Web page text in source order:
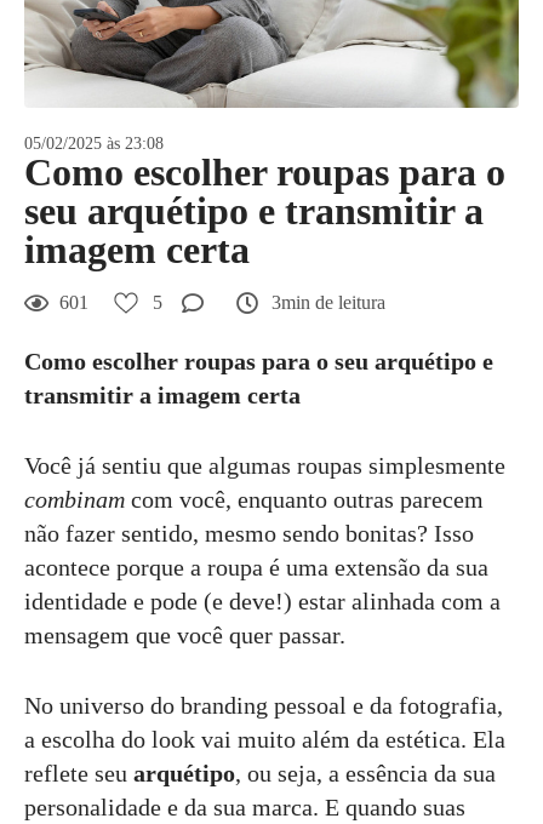
05/02/2025 às 23:08
Como escolher roupas para o
seu arquétipo e transmitir a
imagem certa
601 5 3min de leitura
Como escolher roupas para o seu arquétipo e
transmitir a imagem certa
Você já sentiu que algumas roupas simplesmente
combinam com você, enquanto outras parecem
não fazer sentido, mesmo sendo bonitas? Isso
acontece porque a roupa é uma extensão da sua
identidade e pode (e deve!) estar alinhada com a
mensagem que você quer passar.
No universo do branding pessoal e da fotografia,
a escolha do look vai muito além da estética. Ela
reflete seu arquétipo, ou seja, a essência da sua
personalidade e da sua marca. E quando suas